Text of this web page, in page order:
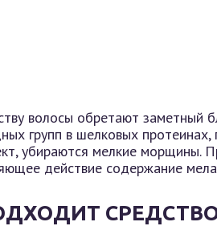
волосы обретают заметный
групп в шелковых протеинах,
убираются мелкие морщины.
действие содержание